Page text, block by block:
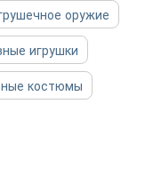
оружие
игрушки
костюмы